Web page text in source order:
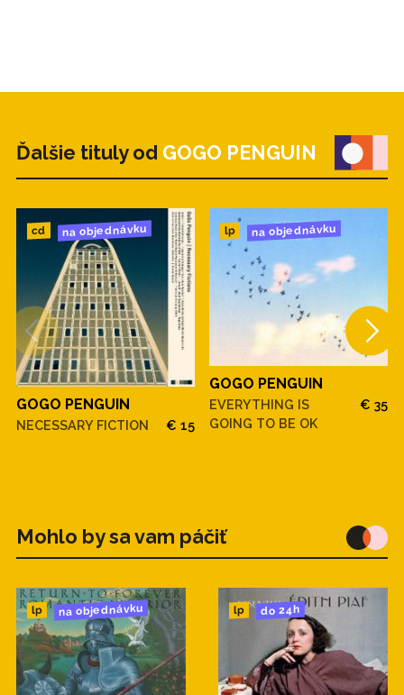
Ďalšie tituly od GOGO PENGUIN
cd na objednávku
GOGO PENGUIN
NECESSARY FICTION € 15
lp na objednávku
GOGO PENGUIN
EVERYTHING IS
GOING TO BE OK
€ 35
Mohlo by sa vam páčiť
lp na objednávku lp do 24h